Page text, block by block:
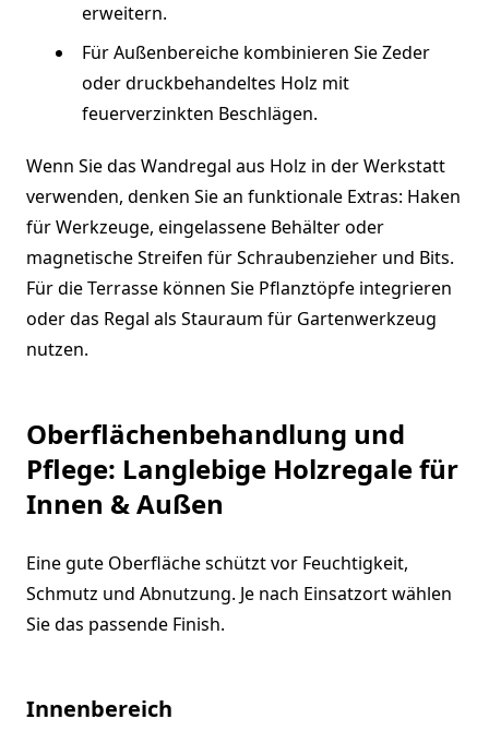
erweitern.
Für Außenbereiche kombinieren Sie Zeder
oder druckbehandeltes Holz mit
feuerverzinkten Beschlägen.
Wenn Sie das Wandregal aus Holz in der Werkstatt
verwenden, denken Sie an funktionale Extras: Haken
für Werkzeuge, eingelassene Behälter oder
magnetische Streifen für Schraubenzieher und Bits.
Für die Terrasse können Sie Pflanztöpfe integrieren
oder das Regal als Stauraum für Gartenwerkzeug
nutzen.
Oberflächenbehandlung und
Pflege: Langlebige Holzregale für
Innen & Außen
Eine gute Oberfläche schützt vor Feuchtigkeit,
Schmutz und Abnutzung. Je nach Einsatzort wählen
Sie das passende Finish.
Innenbereich